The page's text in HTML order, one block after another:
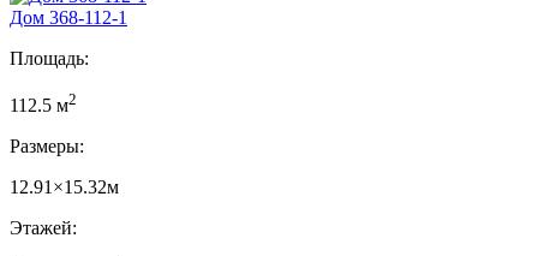
Дом 368-112-1
Площадь:
112.5 м2
Размеры:
12.91×15.32м
Этажей: